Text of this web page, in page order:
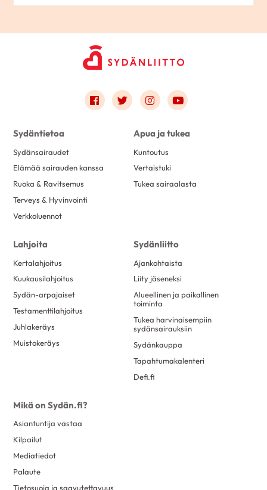
Link to facebook
Link to twitter
Link to instagram
Link to youtube
Sydäntietoa
Sydänsairaudet
Elämää sairauden kanssa
Ruoka & Ravitsemus
Terveys & Hyvinvointi
Verkkoluennot
Apua ja tukea
Kuntoutus
Vertaistuki
Tukea sairaalasta
Lahjoita
Kertalahjoitus
Kuukausilahjoitus
Sydän-arpajaiset
Testamenttilahjoitus
Juhlakeräys
Muistokeräys
Sydänliitto
Ajankohtaista
Liity jäseneksi
Alueellinen ja paikallinen
toiminta
Tukea harvinaisempiin
sydänsairauksiin
Sydänkauppa
Tapahtumakalenteri
Defi.fi
Mikä on Sydän.fi?
Asiantuntija vastaa
Kilpailut
Mediatiedot
Palaute
Tietosuoja ja saavutettavuus